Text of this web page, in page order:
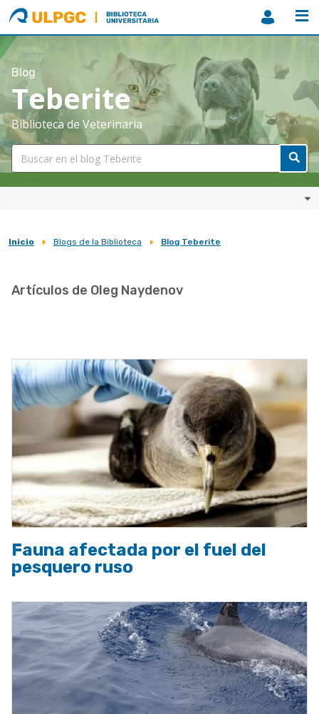
ULPGC
Biblioteca
ULPGC
Blog
Teberite
Biblioteca de Veterinaria
Sobrescribir
de
la
navegación
Inicio Blogs de la Biblioteca Blog Teberite
Artículos de Oleg Naydenov
Fauna afectada por el fuel del
pesquero ruso